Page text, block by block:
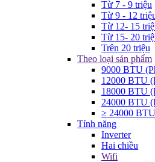
Từ 7 - 9 triệu
Từ 9 - 12
Từ 12- 15
Từ 15- 20
Trên 20 triệu
Theo loại sản phẩm
9000 BTU
12000 BTU
18000 BTU
24000 BTU
≥ 24000
Tính năng
Inverter
Hai chiều
Wifi